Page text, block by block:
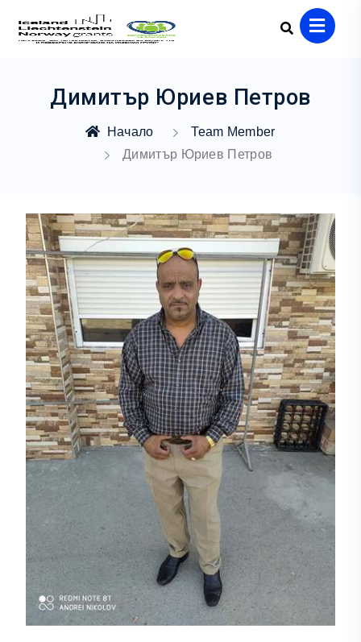
Димитър Юриев Петров
Начало
Team Member
Димитър Юриев Петров